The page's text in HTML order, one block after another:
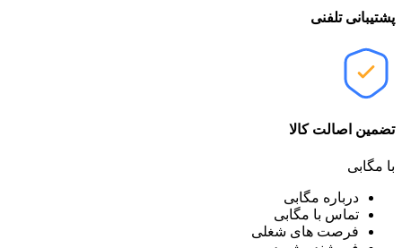
پشتیبانی تلفنی
تضمین اصالت کالا
با مگابی
درباره مگابی
تماس با مگابی
فرصت های شغلی